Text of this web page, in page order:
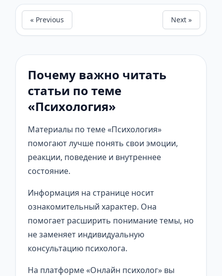
« Previous Next »
Почему важно читать
статьи по теме
«Психология»
Материалы по теме «Психология»
помогают лучше понять свои эмоции,
реакции, поведение и внутреннее
состояние.
Информация на странице носит
ознакомительный характер. Она
помогает расширить понимание темы, но
не заменяет индивидуальную
консультацию психолога.
На платформе «Онлайн психолог» вы